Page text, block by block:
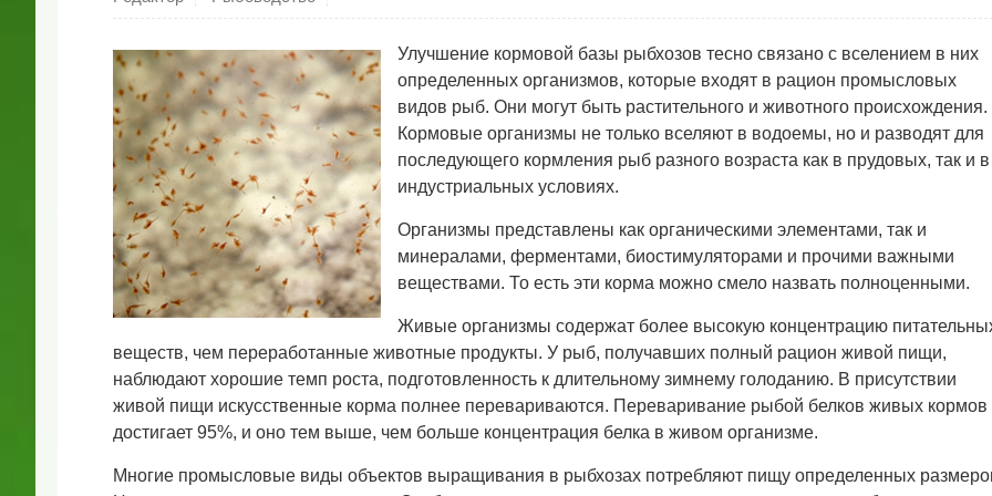
Улучшение кормовой базы рыбхозов тесно связано с вселением в них
определенных организмов, которые входят в рацион промысловых
видов рыб. Они могут быть растительного и животного происхождения.
Кормовые организмы не только вселяют в водоемы, но и разводят для
последующего кормления рыб разного возраста как в прудовых, так и в
индустриальных условиях.
Организмы представлены как органическими элементами, так и
минералами, ферментами, биостимуляторами и прочими важными
веществами. То есть эти корма можно смело назвать полноценными.
Живые организмы содержат более высокую концентрацию
веществ, чем переработанные животные продукты. У рыб, получавших полный рацион живой пищи,
наблюдают хорошие темп роста, подготовленность к длительному зимнему голоданию. В присутствии
живой пищи искусственные корма полнее перевариваются. Переваривание рыбой белков живых кормов
достигает 95%, и оно тем выше, чем больше концентрация белка в живом организме.
Многие промысловые виды объектов выращивания в рыбхозах потребляют пищу определенных